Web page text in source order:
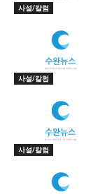
사설/칼럼
사설/칼럼
사설/칼럼